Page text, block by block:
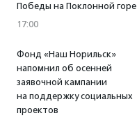
Победы на Поклонной горе
17:00
Фонд «Наш Норильск»
напомнил об осенней
заявочной кампании
на поддержку социальных
проектов